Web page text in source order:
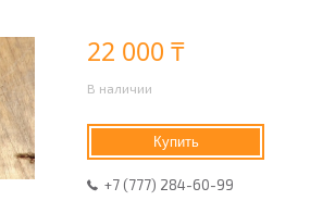
22 000 ₸
В наличии
Купить
+7 (777) 284-60-99